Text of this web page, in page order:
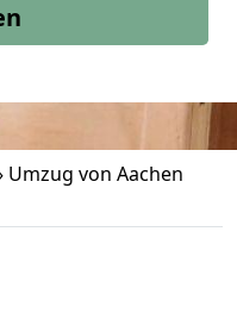
Umzug von Aachen